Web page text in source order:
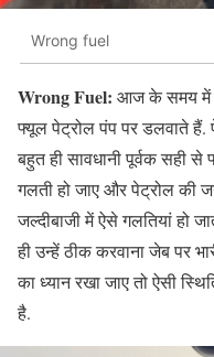
Wrong fuel
Wrong Fuel: आज के समय में
फ्यूल पेट्रोल पंप पर डलवाते हैं.
बहुत ही सावधानी पूर्वक सही
गलती हो जाए और पेट्रोल की
जल्दीबाजी में ऐसे गलतियां हो
ही उन्हें ठीक करवाना जेब पर
का ध्यान रखा जाए तो ऐसी
है.